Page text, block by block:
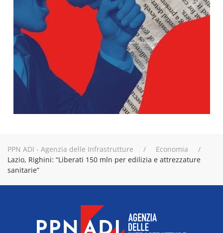
PPN ADI - Agenzia delle Infrastrutture
Economia
Lazio, Righini: “Liberati 150 mln per edilizia e attrezzature
sanitarie”